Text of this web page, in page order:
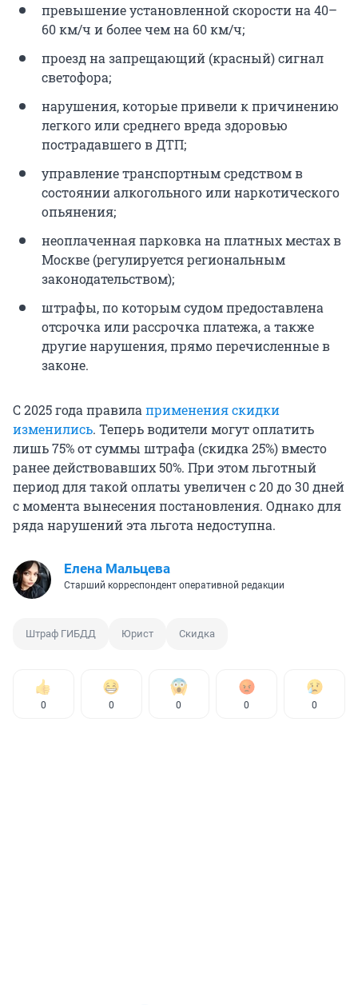
превышение установленной скорости на 40–
60 км/ч и более чем на 60 км/ч;
проезд на запрещающий (красный) сигнал
светофора;
нарушения, которые привели к причинению
легкого или среднего вреда здоровью
пострадавшего в ДТП;
управление транспортным средством в
состоянии алкогольного или наркотического
опьянения;
неоплаченная парковка на платных местах в
Москве (регулируется региональным
законодательством);
штрафы, по которым судом предоставлена
отсрочка или рассрочка платежа, а также
другие нарушения, прямо перечисленные в
законе.
С 2025 года правилаприменения скидки
изменились. Теперь водители могут оплатить
лишь 75% от суммы штрафа (скидка 25%) вместо
ранее действовавших 50%. При этом льготный
период для такой оплаты увеличен с 20 до 30 дней
с момента вынесения постановления. Однако для
ряда нарушений эта льгота недоступна.
Елена Мальцева
Старший корреспондент оперативной редакции
Штраф ГИБДД Юрист Скидка
0 0 0 0 0